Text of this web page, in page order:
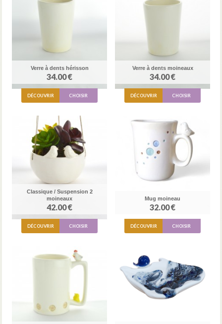
Verre à dents hérisson
34.00 €
DÉCOUVRIR CHOISIR
Verre à dents moineaux
34.00 €
DÉCOUVRIR CHOISIR
Classique / Suspension 2
moineaux
42.00 €
DÉCOUVRIR CHOISIR
Mug moineau
32.00 €
DÉCOUVRIR CHOISIR